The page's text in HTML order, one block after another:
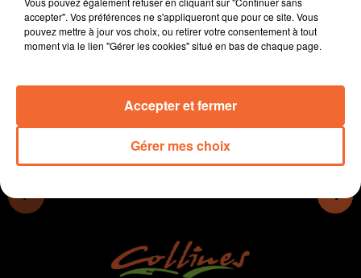
- Le Tour Poitou-Charentes partira de Chauray le 23
août (Photo)
accepter". Vos préférences ne s'appliqueront que pour ce site. Vous
pouvez mettre à jour vos choix, ou retirer votre consentement à tout
moment via le lien "Gérer les cookies" situé en bas de chaque page.
Gérer mes choix
Accepter et fermer